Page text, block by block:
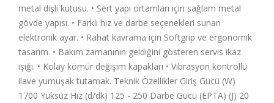
metal dişli kutusu. • Sert yapı ortamları için sağlam metal
gövde yapısı. • Farklı hız ve darbe seçenekleri sunan
elektronik ayar. • Rahat kavrama için Softgrip ve ergonomik
tasarım. • Bakım zamanının geldiğini gösteren servis ikaz
ışığı. • Kolay kömür değişim kapakları • Vibrasyon kontrollü
ilave yumuşak tutamak. Teknik Özellikler Giriş Gücü (W)
1700 Yüksüz Hız (d/dk) 125 - 250 Darbe Gücü (EPTA) (J) 20